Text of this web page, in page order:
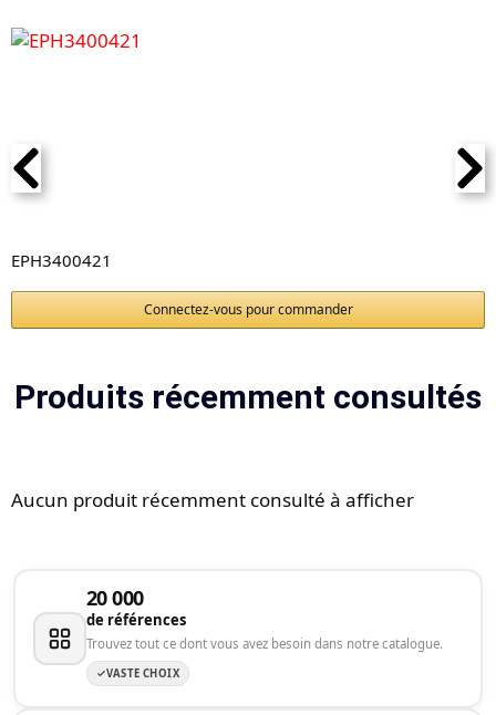
EPH3400421
Connectez-vous pour commander
Produits récemment consultés
Aucun produit récemment consulté à afficher
20 000
de références
Trouvez tout ce dont vous avez besoin dans notre catalogue.
VASTE CHOIX